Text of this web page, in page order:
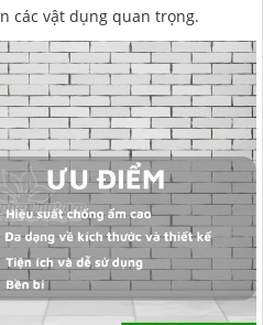
các vật dụng quan trọng.